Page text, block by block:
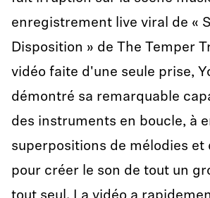
enregistrement live viral de «
Disposition » de The Temper
vidéo faite d'une seule prise,
démontré sa remarquable
des instruments en boucle, à
superpositions de mélodies et
pour créer le son de tout un